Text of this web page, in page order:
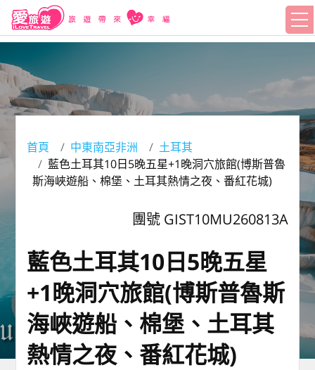
首頁 中東南亞非洲
土耳其
藍色土耳其10日5晚五星+1晚洞穴旅館(博斯普魯
斯海峽遊船、棉堡、土耳其熱情之夜、番紅花城)
團號 GIST10MU260813A
藍色土耳其10日5晚五星
+1晚洞穴旅館(博斯普魯斯
海峽遊船、棉堡、土耳其
熱情之夜、番紅花城)